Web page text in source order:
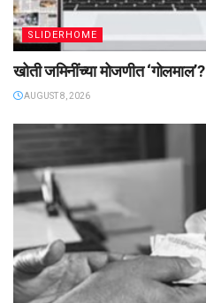
SLIDERHOME
खोती जमिनींच्या मोजणीत ‌‘गोलमाल‌’?
AUGUST 8, 2026